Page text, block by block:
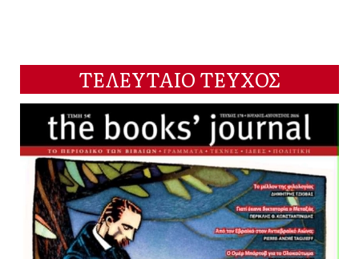
ΤΕΛΕΥΤΑΙΟ ΤΕΥΧΟΣ